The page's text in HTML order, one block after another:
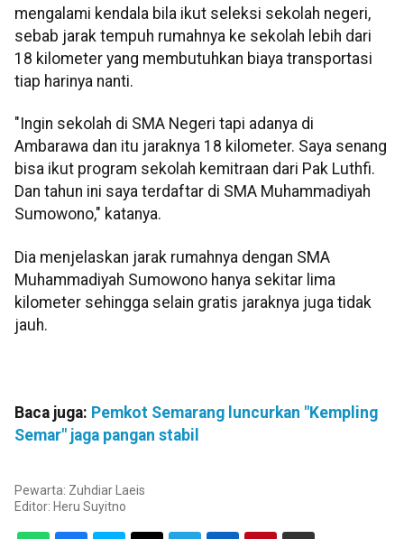
mengalami kendala bila ikut seleksi sekolah negeri,
sebab jarak tempuh rumahnya ke sekolah lebih dari
18 kilometer yang membutuhkan biaya transportasi
tiap harinya nanti.
"Ingin sekolah di SMA Negeri tapi adanya di
Ambarawa dan itu jaraknya 18 kilometer. Saya senang
bisa ikut program sekolah kemitraan dari Pak Luthfi.
Dan tahun ini saya terdaftar di SMA Muhammadiyah
Sumowono," katanya.
Dia menjelaskan jarak rumahnya dengan SMA
Muhammadiyah Sumowono hanya sekitar lima
kilometer sehingga selain gratis jaraknya juga tidak
jauh.
Baca juga: Pemkot Semarang luncurkan "Kempling
Semar" jaga pangan stabil
Pewarta: Zuhdiar Laeis
Editor: Heru Suyitno